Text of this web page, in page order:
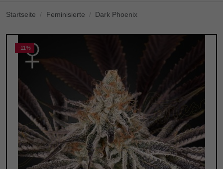
Startseite Feminisierte Dark Phoenix
-11%